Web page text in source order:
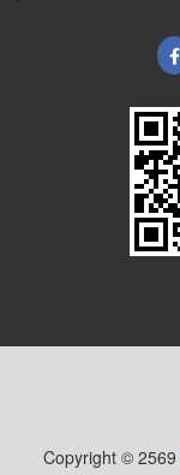
Copyright © 2569